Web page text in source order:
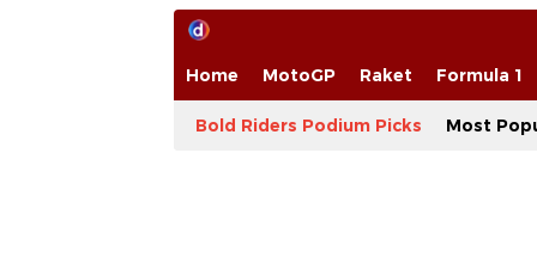
Home MotoGP Raket Formula 1
Bold Riders Podium Picks Most